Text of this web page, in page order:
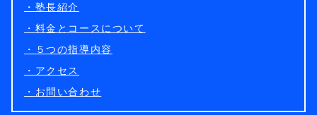
・塾長紹介
・料金とコースについて
・５つの指導内容
・アクセス
・お問い合わせ